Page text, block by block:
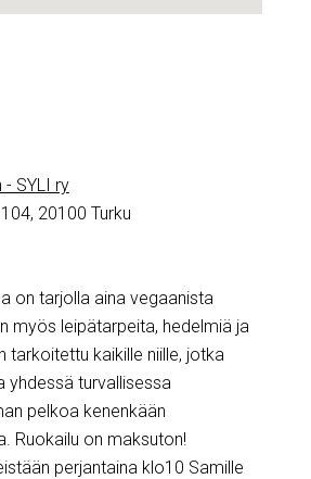
- SYLI ry
20100 Turku
on tarjolla aina vegaanista
myös leipätarpeita, hedelmiä ja
tarkoitettu kaikille niille, jotka
yhdessä turvallisessa
pelkoa kenenkään
Ruokailu on maksuton!
perjantaina klo10 Samille